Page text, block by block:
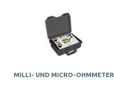
MILLI- UND MICRO-OHMMETER